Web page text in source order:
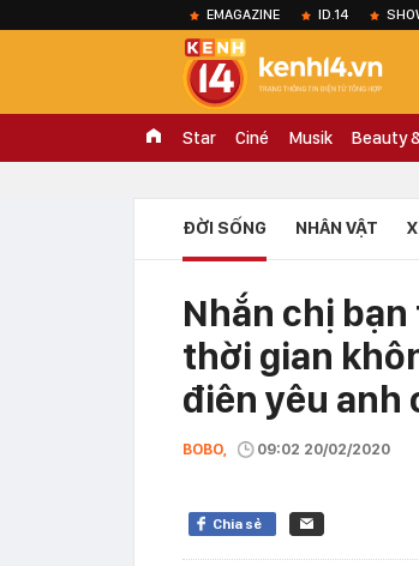
EMAGAZINE ID.14
Star Ciné Musik Beauty
ĐỜI SỐNG NHÂN VẬT
Nhắn chị
thời gian
điên yêu anh
BOBO, 09:02 20/02/2020
Chia sẻ